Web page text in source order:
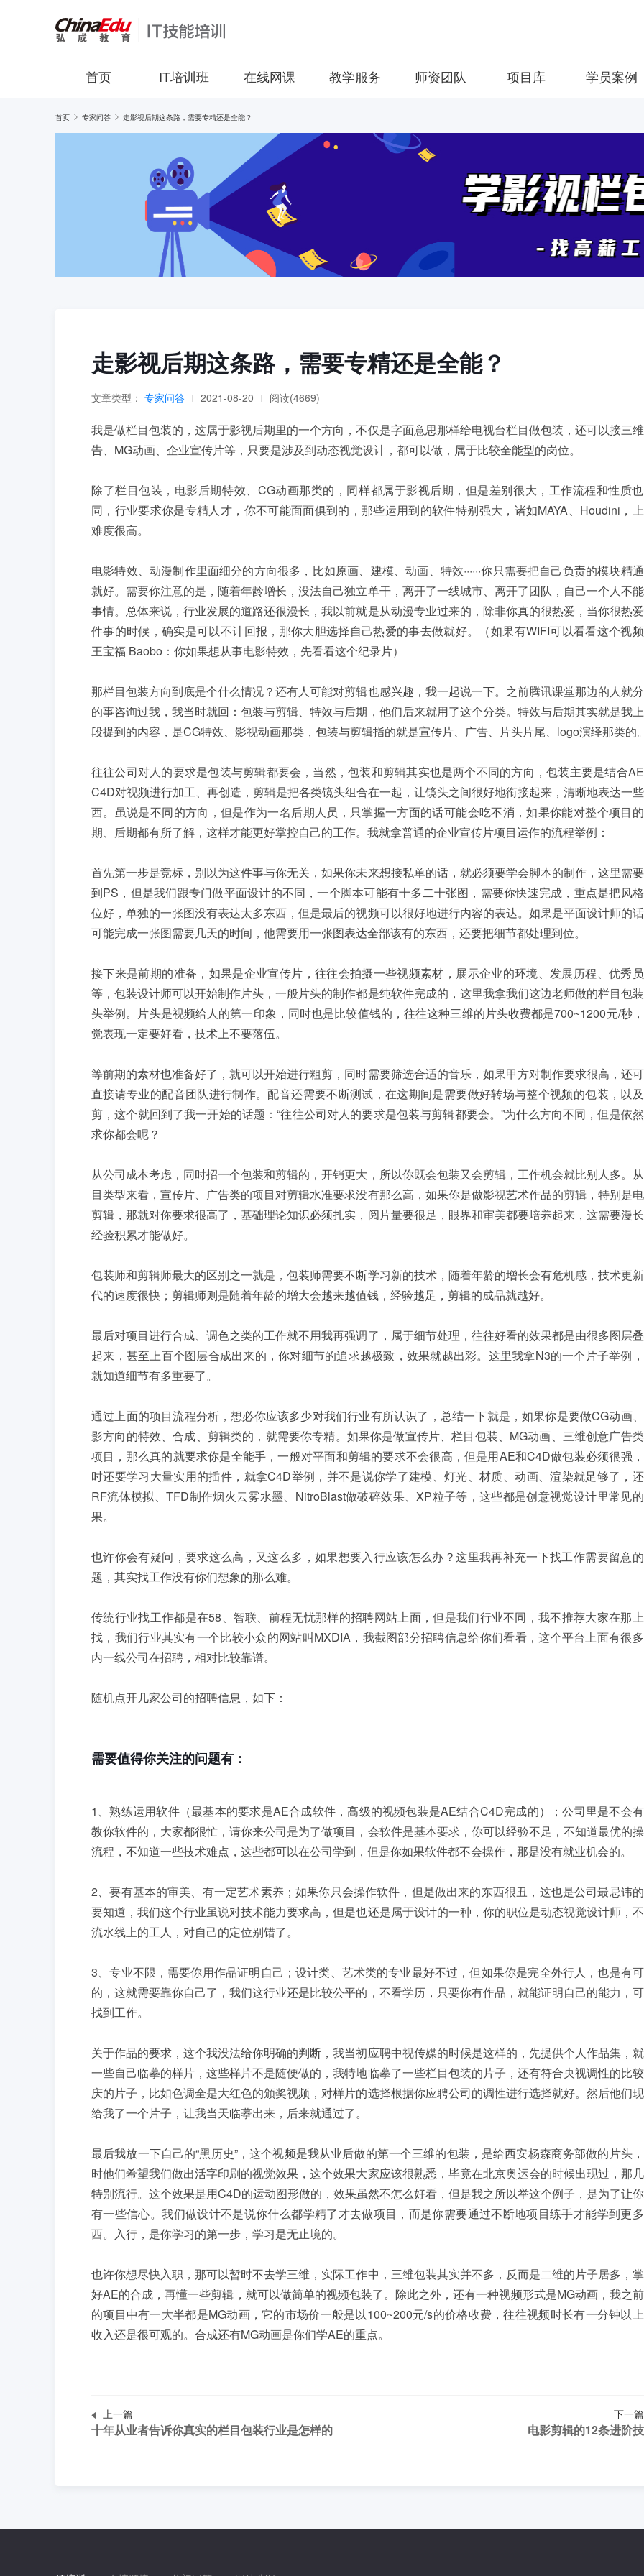
首页 IT培训班 在线网课 教学服务 师资团队 项目库 学员案例
首页 专家问答 走影视后期这条路，需要专精还是全能？
走影视后期这条路，需要专精还是全能？
文章类型： 专家问答 | 2021-08-20 | 阅读(4669)
我是做栏目包装的，这属于影视后期里的一个方向，不仅是字面意思那样给电视台栏目做包装，还可以接三
告、MG动画、企业宣传片等，只要是涉及到动态视觉设计，都可以做，属于比较全能型的岗位。
除了栏目包装，电影后期特效、CG动画那类的，同样都属于影视后期，但是差别很大，工作流程和性质
同，行业要求你是专精人才，你不可能面面俱到的，那些运用到的软件特别强大，诸如MAYA、Houdini，
难度很高。
电影特效、动漫制作里面细分的方向很多，比如原画、建模、动画、特效······你只需要把自己负责的模块精
就好。需要你注意的是，随着年龄增长，没法自己独立单干，离开了一线城市、离开了团队，自己一个人不
事情。总体来说，行业发展的道路还很漫长，我以前就是从动漫专业过来的，除非你真的很热爱，当你很热
件事的时候，确实是可以不计回报，那你大胆选择自己热爱的事去做就好。（如果有WIFI可以看看这个视频
王宝福 Baobo：你如果想从事电影特效，先看看这个纪录片）
那栏目包装方向到底是个什么情况？还有人可能对剪辑也感兴趣，我一起说一下。之前腾讯课堂那边的人就
的事咨询过我，我当时就回：包装与剪辑、特效与后期，他们后来就用了这个分类。特效与后期其实就是我
段提到的内容，是CG特效、影视动画那类，包装与剪辑指的就是宣传片、广告、片头片尾、logo演绎那类的。
往往公司对人的要求是包装与剪辑都要会，当然，包装和剪辑其实也是两个不同的方向，包装主要是结合
C4D对视频进行加工、再创造，剪辑是把各类镜头组合在一起，让镜头之间很好地衔接起来，清晰地表达一
西。虽说是不同的方向，但是作为一名后期人员，只掌握一方面的话可能会吃不消，如果你能对整个项目
期、后期都有所了解，这样才能更好掌控自己的工作。我就拿普通的企业宣传片项目运作的流程举例：
首先第一步是竞标，别以为这件事与你无关，如果你未来想接私单的话，就必须要学会脚本的制作，这里需
到PS，但是我们跟专门做平面设计的不同，一个脚本可能有十多二十张图，需要你快速完成，重点是把风
位好，单独的一张图没有表达太多东西，但是最后的视频可以很好地进行内容的表达。如果是平面设计师的话
可能完成一张图需要几天的时间，他需要用一张图表达全部该有的东西，还要把细节都处理到位。
接下来是前期的准备，如果是企业宣传片，往往会拍摄一些视频素材，展示企业的环境、发展历程、优秀
等，包装设计师可以开始制作片头，一般片头的制作都是纯软件完成的，这里我拿我们这边老师做的栏目包
头举例。片头是视频给人的第一印象，同时也是比较值钱的，往往这种三维的片头收费都是700~1200元/秒
觉表现一定要好看，技术上不要落伍。
等前期的素材也准备好了，就可以开始进行粗剪，同时需要筛选合适的音乐，如果甲方对制作要求很高，还
直接请专业的配音团队进行制作。配音还需要不断测试，在这期间是需要做好转场与整个视频的包装，以
剪，这个就回到了我一开始的话题：“往往公司对人的要求是包装与剪辑都要会。”为什么方向不同，但是依
求你都会呢？
从公司成本考虑，同时招一个包装和剪辑的，开销更大，所以你既会包装又会剪辑，工作机会就比别人多。
目类型来看，宣传片、广告类的项目对剪辑水准要求没有那么高，如果你是做影视艺术作品的剪辑，特别是
剪辑，那就对你要求很高了，基础理论知识必须扎实，阅片量要很足，眼界和审美都要培养起来，这需要漫
经验积累才能做好。
包装师和剪辑师最大的区别之一就是，包装师需要不断学习新的技术，随着年龄的增长会有危机感，技术更
代的速度很快；剪辑师则是随着年龄的增大会越来越值钱，经验越足，剪辑的成品就越好。
最后对项目进行合成、调色之类的工作就不用我再强调了，属于细节处理，往往好看的效果都是由很多图层
起来，甚至上百个图层合成出来的，你对细节的追求越极致，效果就越出彩。这里我拿N3的一个片子举例
就知道细节有多重要了。
通过上面的项目流程分析，想必你应该多少对我们行业有所认识了，总结一下就是，如果你是要做CG动画
影方向的特效、合成、剪辑类的，就需要你专精。如果你是做宣传片、栏目包装、MG动画、三维创意广告
项目，那么真的就要求你是全能手，一般对平面和剪辑的要求不会很高，但是用AE和C4D做包装必须很强
时还要学习大量实用的插件，就拿C4D举例，并不是说你学了建模、灯光、材质、动画、渲染就足够了，
RF流体模拟、TFD制作烟火云雾水墨、NitroBlast做破碎效果、XP粒子等，这些都是创意视觉设计里常见
果。
也许你会有疑问，要求这么高，又这么多，如果想要入行应该怎么办？这里我再补充一下找工作需要留意
题，其实找工作没有你们想象的那么难。
传统行业找工作都是在58、智联、前程无忧那样的招聘网站上面，但是我们行业不同，我不推荐大家在那
找，我们行业其实有一个比较小众的网站叫MXDIA，我截图部分招聘信息给你们看看，这个平台上面有很
内一线公司在招聘，相对比较靠谱。
随机点开几家公司的招聘信息，如下：
需要值得你关注的问题有：
1、熟练运用软件（最基本的要求是AE合成软件，高级的视频包装是AE结合C4D完成的）；公司里是不会
教你软件的，大家都很忙，请你来公司是为了做项目，会软件是基本要求，你可以经验不足，不知道最优的
流程，不知道一些技术难点，这些都可以在公司学到，但是你如果软件都不会操作，那是没有就业机会的。
2、要有基本的审美、有一定艺术素养；如果你只会操作软件，但是做出来的东西很丑，这也是公司最忌讳的
要知道，我们这个行业虽说对技术能力要求高，但是也还是属于设计的一种，你的职位是动态视觉设计师，
流水线上的工人，对自己的定位别错了。
3、专业不限，需要你用作品证明自己；设计类、艺术类的专业最好不过，但如果你是完全外行人，也是有
的，这就需要靠你自己了，我们这行业还是比较公平的，不看学历，只要你有作品，就能证明自己的能力，
找到工作。
关于作品的要求，这个我没法给你明确的判断，我当初应聘中视传媒的时候是这样的，先提供个人作品集，
一些自己临摹的样片，这些样片不是随便做的，我特地临摹了一些栏目包装的片子，还有符合央视调性的比
庆的片子，比如色调全是大红色的颁奖视频，对样片的选择根据你应聘公司的调性进行选择就好。然后他们
给我了一个片子，让我当天临摹出来，后来就通过了。
最后我放一下自己的“黑历史”，这个视频是我从业后做的第一个三维的包装，是给西安杨森商务部做的片头
时他们希望我们做出活字印刷的视觉效果，这个效果大家应该很熟悉，毕竟在北京奥运会的时候出现过，那
特别流行。这个效果是用C4D的运动图形做的，效果虽然不怎么好看，但是我之所以举这个例子，是为了让
有一些信心。我们做设计不是说你什么都学精了才去做项目，而是你需要通过不断地项目练手才能学到更
西。入行，是你学习的第一步，学习是无止境的。
也许你想尽快入职，那可以暂时不去学三维，实际工作中，三维包装其实并不多，反而是二维的片子居多，
好AE的合成，再懂一些剪辑，就可以做简单的视频包装了。除此之外，还有一种视频形式是MG动画，我之
的项目中有一大半都是MG动画，它的市场价一般是以100~200元/s的价格收费，往往视频时长有一分钟以上
收入还是很可观的。合成还有MG动画是你们学AE的重点。
上一篇
十年从业者告诉你真实的栏目包装行业是怎样的
下一篇
电影剪辑的12条进阶